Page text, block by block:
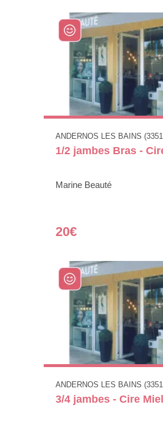
ANDERNOS LES BAINS
1/2 jambes Bras -
Marine Beauté
20€
ANDERNOS LES BAINS
3/4 jambes - Cire